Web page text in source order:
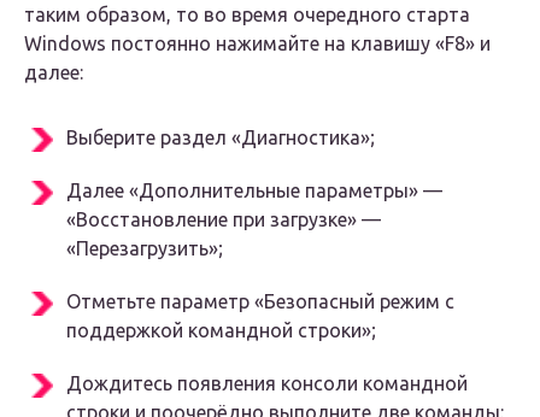
таким образом, то во время очередного старта
Windows постоянно нажимайте на клавишу «F8» и
далее:
Выберите раздел «Диагностика»;
Далее «Дополнительные параметры» —
«Восстановление при загрузке» —
«Перезагрузить»;
Отметьте параметр «Безопасный режим с
поддержкой командной строки»;
Дождитесь появления консоли командной
строки и поочерёдно выполните две команды: